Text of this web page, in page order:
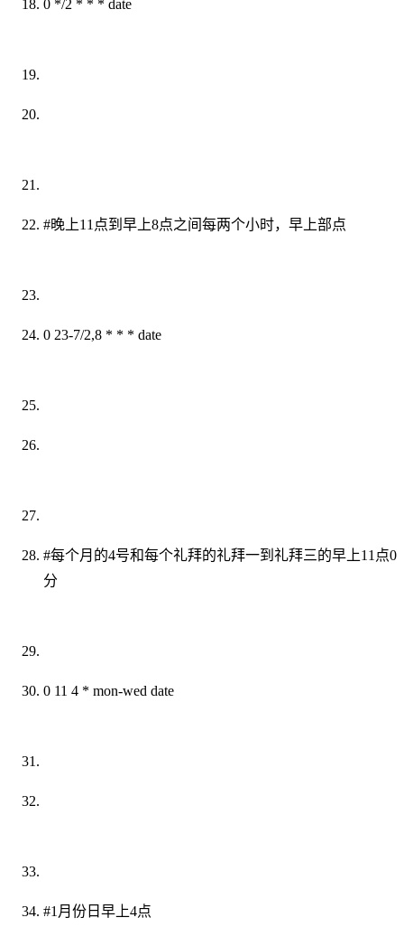
0 */2 * * * date
#晚上11点到早上8点之间每两个小时，早上部点
0 23-7/2,8 * * * date
#每个月的4号和每个礼拜的礼拜一到礼拜三的早上11点0
分
0 11 4 * mon-wed date
#1月份日早上4点